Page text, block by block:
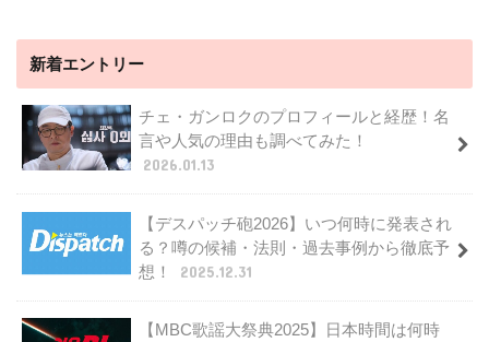
新着エントリー
チェ・ガンロクのプロフィールと経歴！名
言や人気の理由も調べてみた！
2026.01.13
【デスパッチ砲2026】いつ何時に発表され
る？噂の候補・法則・過去事例から徹底予
想！
2025.12.31
【MBC歌謡大祭典2025】日本時間は何時